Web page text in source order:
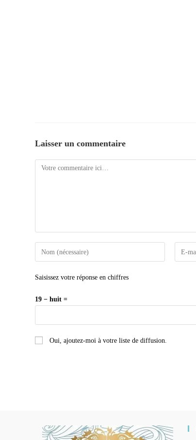
Laisser un commentaire
Saisissez votre réponse en chiffres
19 − huit =
Oui, ajoutez-moi à votre liste de diffusion.